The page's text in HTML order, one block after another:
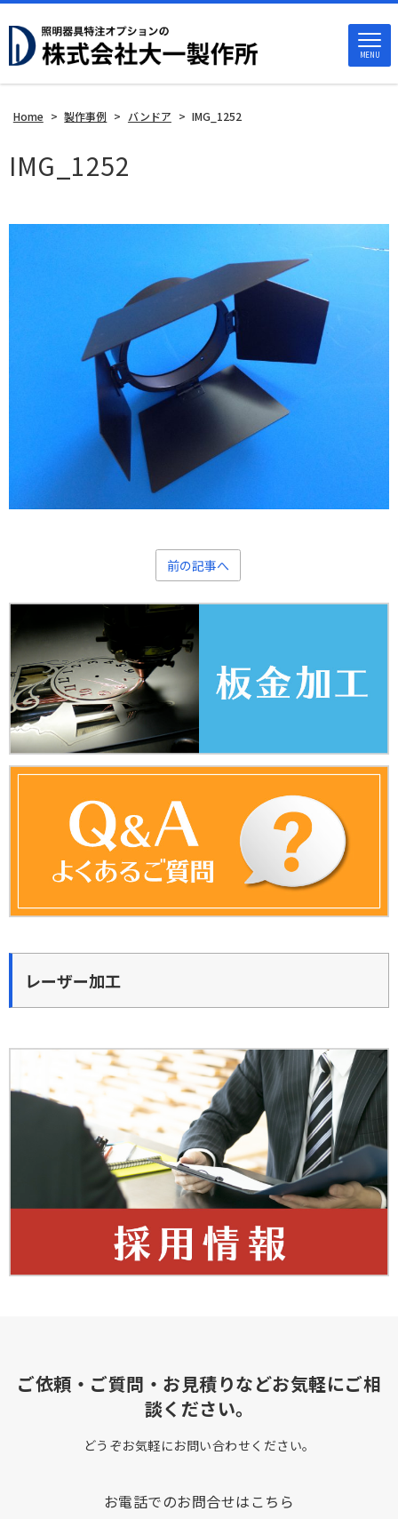
MENU
Home > 製作事例 > バンドア > IMG_1252
IMG_1252
前の記事へ
レーザー加工
ご依頼・ご質問・お見積りなどお気軽にご相
談ください。
どうぞお気軽にお問い合わせください。
お電話でのお問合せはこちら